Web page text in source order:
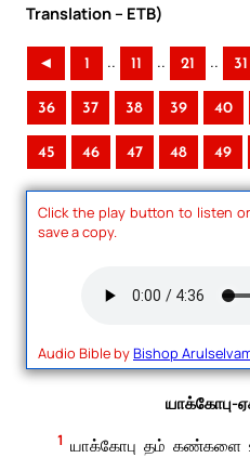
Translation – ETB)
◄ 1 .. 11 .. 21 .. 31
36 37 38 39 40
45 46 47 48 49
Click the play button to listen
save a copy.
Audio Bible byBishop
யாக்கோபு-
1 யாக்கோபு தம் கண்களை